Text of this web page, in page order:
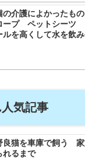
の介護によかったも
ープ ペットシーツ
ルを高くして水を飲
気記事
良猫を車庫で飼う
れるまで